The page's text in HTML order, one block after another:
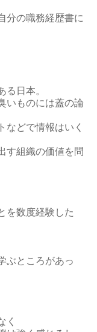
分の職務経歴書に
る日本。
いものには蓋の論
などで情報はいく
す組織の価値を問
を数度経験した
ぶところがあっ
く